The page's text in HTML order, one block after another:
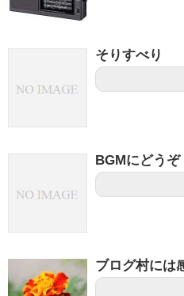
そりすべり
BGMにどうぞ
ブログ村には